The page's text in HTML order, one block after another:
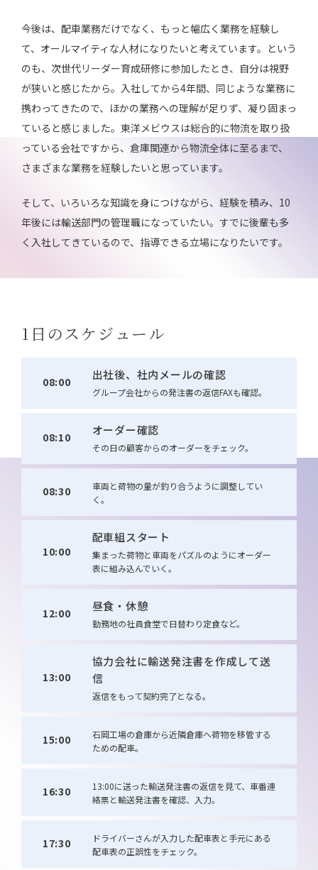
今後は、配車業務だけでなく、もっと幅広く業務を経験し
て、オールマイティな人材になりたいと考えています。という
のも、次世代リーダー育成研修に参加したとき、自分は視野
が狭いと感じたから。入社してから4年間、同じような業務に
携わってきたので、ほかの業務への理解が足りず、凝り固まっ
ていると感じました。東洋メビウスは総合的に物流を取り扱
っている会社ですから、倉庫関連から物流全体に至るまで、
さまざまな業務を経験したいと思っています。
そして、いろいろな知識を身につけながら、経験を積み、10
年後には輸送部門の管理職になっていたい。すでに後輩も多
く入社してきているので、指導できる立場になりたいです。
1日のスケジュール
08:00
出社後、社内メールの確認
グループ会社からの発注書の返信FAXも確認。
08:10
オーダー確認
その日の顧客からのオーダーをチェック。
08:30
車両と荷物の量が釣り合うように調整してい
く。
10:00
配車組スタート
集まった荷物と車両をパズルのようにオーダー
表に組み込んでいく。
12:00
昼食・休憩
勤務地の社員食堂で日替わり定食など。
13:00
協力会社に輸送発注書を作成して送
信
返信をもって契約完了となる。
15:00
石岡工場の倉庫から近隣倉庫へ荷物を移管する
ための配車。
16:30
13:00に送った輸送発注書の返信を見て、車番連
絡票と輸送発注書を確認、入力。
17:30
ドライバーさんが入力した配車表と手元にある
配車表の正誤性をチェック。